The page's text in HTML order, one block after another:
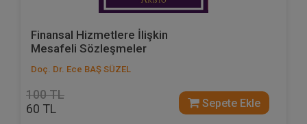
Finansal Hizmetlere İlişkin
Mesafeli Sözleşmeler
Doç. Dr. Ece BAŞ SÜZEL
100 TL
60 TL Sepete Ekle